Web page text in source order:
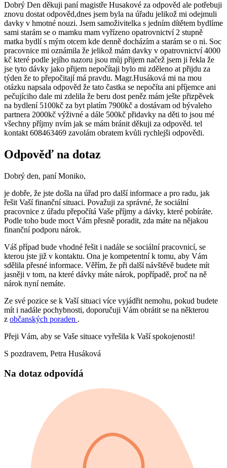
Dobrý Den děkuji paní magistře Husakové za odpověd ale potřebuji
znovu dostat odpověd,dnes jsem byla na úřadu jelikož mi odejmuli
davky v hmotné nouzi. Jsem samoživitelka s jedním dítětem bydlíme
sami starám se o mamku mam vyřízeno opatrovnictví 2 stupně
matka bydlí s mým otcem kde denně docházím a starám se o ni. Soc
pracovnice mi oznámila že jelikož mám davky v opatrovnictví 4000
kč které podle jejího nazoru jsou můj přijem načež jsem ji řekla že
jse tyto dávky jako přijem nepočítaji bylo mi zděleno at přijdu za
týden že to přepočitají má pravdu. Magr.Husáková mi na mou
otázku napsala odpověd že tato častka se nepočíta ani příjemce ani
pečujíciho dale mi zdelila že beru dost peněz mám ješte přizpěvek
na bydlení 5100kč za byt platím 7900kč a dostávam od bývaleho
partnera 2000kč výživné a dále 500kč přidavky na děti to jsou mé
všechny příjmy nvím jak se mám bránit děkuji za odpověd. tel
kontakt 608463469 zavolám obratem kvůli rychlejši odpovědi.
Odpověď na dotaz
Dobrý den, paní Moniko,
je dobře, že jste došla na úřad pro další informace a pro radu, jak
řešit Vaší finanční situaci. Považuji za správné, že sociální
pracovnice z úřadu přepočítá Vaše příjmy a dávky, které pobíráte.
Podle toho bude moct Vám přesně poradit, zda máte na nějakou
finanční podporu nárok.
Váš případ bude vhodné řešit i nadále se sociální pracovnicí, se
kterou jste již v kontaktu. Ona je kompetentní k tomu, aby Vám
sdělila přesné informace. Věřím, že při další návštěvě budete mít
jasněji v tom, na které dávky máte nárok, popřípadě, proč na ně
nárok nyní nemáte.
Ze své pozice se k Vaší situaci více vyjádřit nemohu, pokud budete
mít i nadále pochybnosti, doporučuji Vám obrátit se na některou
z občanských poraden .
Přeji Vám, aby se Vaše situace vyřešila k Vaší spokojenosti!
S pozdravem, Petra Husáková
Na dotaz odpovídá